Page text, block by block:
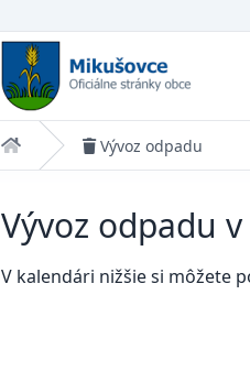
Domov Vývoz odpadu
Vývoz odpadu
V kalendári nižšie si môžete